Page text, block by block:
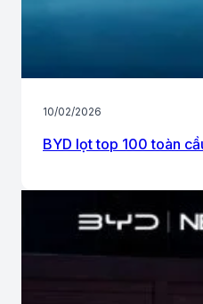
10/02/2026
BYD lọt top 100 toàn